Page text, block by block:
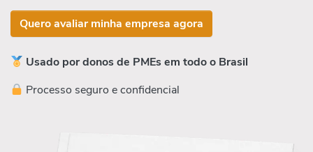
Quero avaliar minha empresa agora
Usado por donos de PMEs em todo o Brasil
Processo seguro e confidencial